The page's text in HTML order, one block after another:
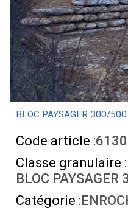
BLOC PAYSAGER 300/500
Code article :6130
Classe granulaire :
BLOC
Catégorie :